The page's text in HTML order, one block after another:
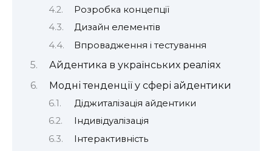
Розробка концепції
Дизайн елементів
Впровадження і тестування
Айдентика в українських реаліях
Модні тенденції у сфері айдентики
Діджиталізація айдентики
Індивідуалізація
Інтерактивність